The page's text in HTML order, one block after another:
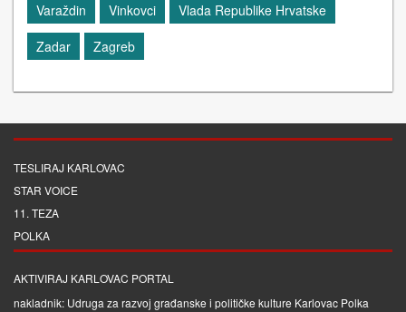
Varaždin
Vinkovci
Vlada Republike Hrvatske
Zadar
Zagreb
TESLIRAJ KARLOVAC
STAR VOICE
11. TEZA
POLKA
AKTIVIRAJ KARLOVAC PORTAL
nakladnik: Udruga za razvoj građanske i političke kulture Karlovac Polka